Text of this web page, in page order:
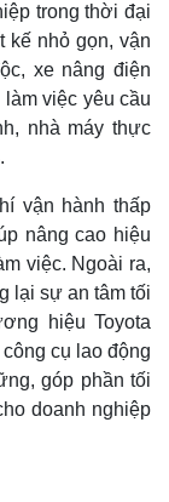
trong thời đại
kế nhỏ gọn, vận
xe nâng điện
việc yêu cầu
nhà máy thực
vận hành thấp
nâng cao hiệu
việc. Ngoài ra,
lại sự an tâm tối
hiệu Toyota
cụ lao động
góp phần tối
doanh nghiệp